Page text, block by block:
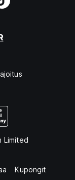
Limited
Kupongit